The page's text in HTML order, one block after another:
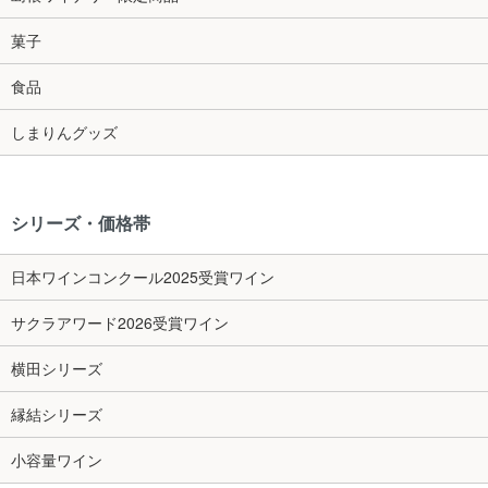
菓子
食品
しまりんグッズ
シリーズ・価格帯
日本ワインコンクール2025受賞ワイン
サクラアワード2026受賞ワイン
横田シリーズ
縁結シリーズ
小容量ワイン